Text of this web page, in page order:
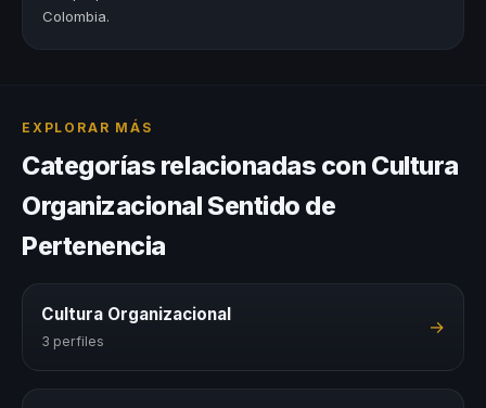
Colombia.
EXPLORAR MÁS
Categorías relacionadas con Cultura
Organizacional Sentido de
Pertenencia
Cultura Organizacional
3 perfiles
→